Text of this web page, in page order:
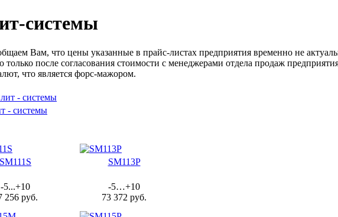
системы
Вам, что цены указанные в прайс-листах предприятия временно не
после согласования стоимости с менеджерами отдела продаж
что является форс-мажором.
- системы
SM111S
-5...+10
256 руб.
SM113P
-5…+10
73 372 руб.